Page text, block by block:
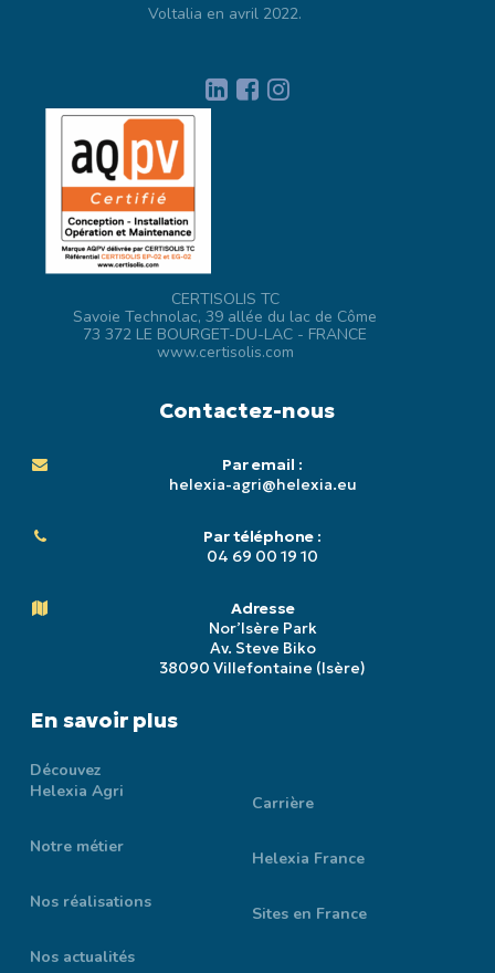
Voltalia en avril 2022.
CERTISOLIS TC
Savoie Technolac, 39 allée du lac de Côme
73 372 LE BOURGET-DU-LAC - FRANCE
www.certisolis.com
Contactez-nous
Par email :
helexia-agri@helexia.eu
Par téléphone :
04 69 00 19 10
Adresse
Nor’Isère Park
Av. Steve Biko
38090 Villefontaine (Isère)
En savoir plus
Découvez
Helexia Agri
Notre métier
Nos réalisations
Nos actualités
Carrière
Helexia France
Sites en France